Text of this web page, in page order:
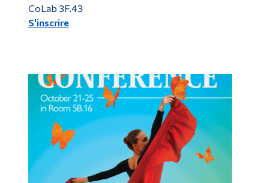
CoLab 3F.43
S'inscrire